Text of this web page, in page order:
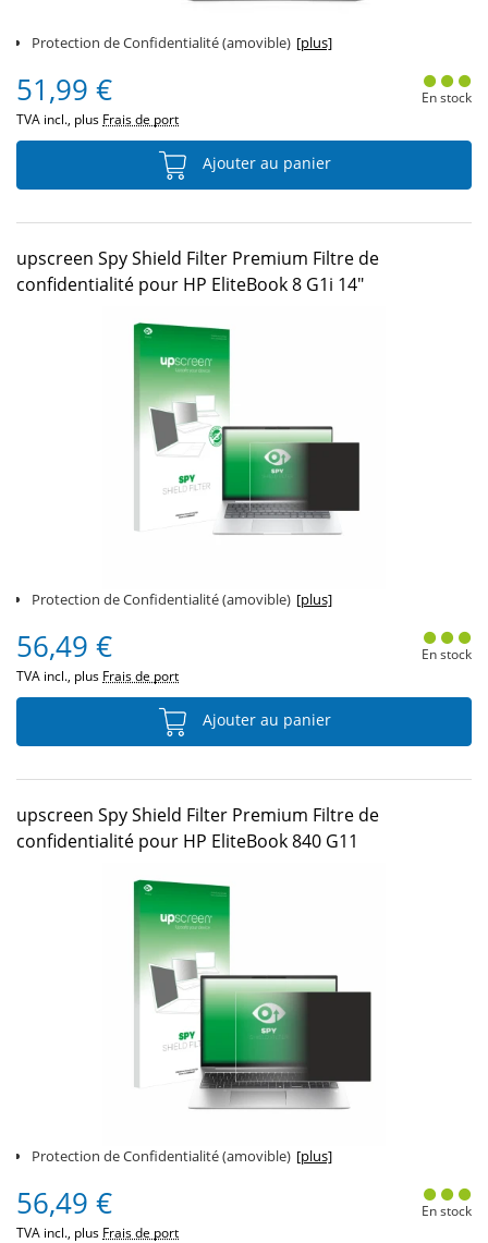
Protection de Confidentialité (amovible) [plus]
51,99 €
TVA incl., plus Frais de port
En stock
Ajouter au panier
upscreen Spy Shield Filter Premium Filtre de
confidentialité pour HP EliteBook 8 G1i 14"
Protection de Confidentialité (amovible) [plus]
56,49 €
TVA incl., plus Frais de port
En stock
Ajouter au panier
upscreen Spy Shield Filter Premium Filtre de
confidentialité pour HP EliteBook 840 G11
Protection de Confidentialité (amovible) [plus]
56,49 €
TVA incl., plus Frais de port
En stock